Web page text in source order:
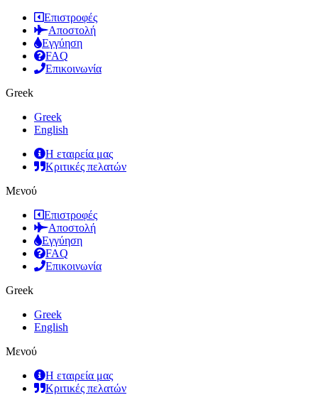
Επιστροφές
Αποστολή
Εγγύηση
FAQ
Επικοινωνία
Greek
Greek
English
Η εταιρεία μας
Κριτικές πελατών
Μενού
Επιστροφές
Αποστολή
Εγγύηση
FAQ
Επικοινωνία
Greek
Greek
English
Μενού
Η εταιρεία μας
Κριτικές πελατών